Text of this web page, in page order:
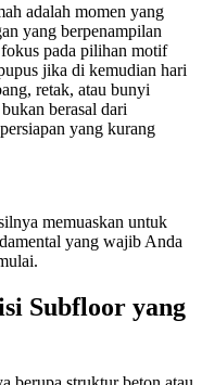
adalah momen yang
yang berpenampilan
pada pilihan motif
jika di kemudian hari
retak, atau bunyi
berasal dari
yang kurang
memuaskan untuk
yang wajib Anda
Subfloor yang